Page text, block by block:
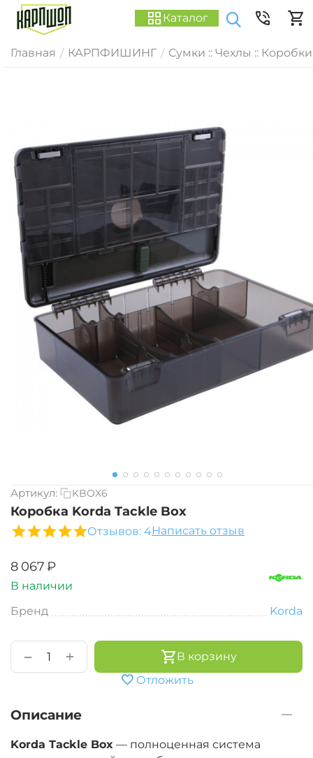
Каталог
Главная / КАРПФИШИНГ / Сумки :: Чехлы :: Коробки
Артикул: KBOX6
Коробка Korda Tackle Box
Отзывов: 4Написать отзыв
‍8 067‍₽
В наличии
Бренд
Korda
+
−
В корзину
Отложить
Описание
Korda Tackle Box — полноценная система